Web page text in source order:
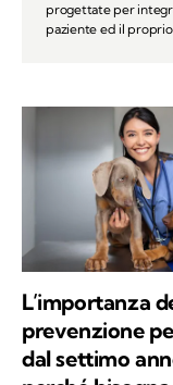
progettate per
paziente ed il
L’importanza
prevenzione
dal settimo